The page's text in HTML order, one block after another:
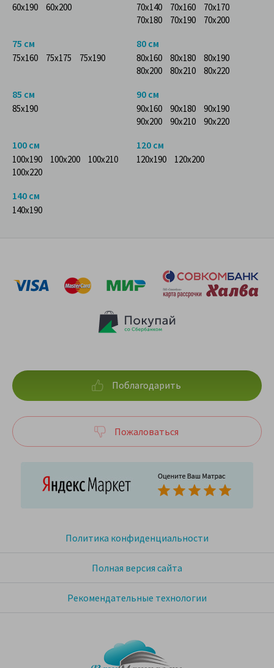
60x190 60x200 70x140 70x160
70x170
70x180
70x190 70x200
75 см
75x160 75x175 75x190
80 см
80x160 80x180
80x190
80x200
80x210 80x220
85 см
85x190
90 см
90x160 90x180
90x190
90x200
90x210 90x220
100 см
100x190 100x200
100x210
100x220
120 см
120x190 120x200
140 см
140x190
Политика конфиденциальности
Полная версия сайта
Рекомендательные технологии
Поблагодарить
Пожаловаться